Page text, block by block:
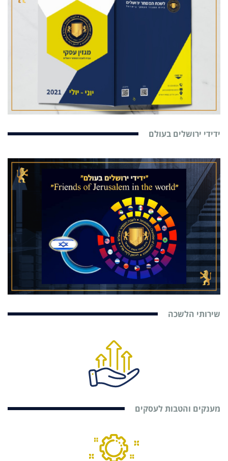
ידידי ירושלים בעולם
שירותי הלשכה
מענקים והטבות לעסקים